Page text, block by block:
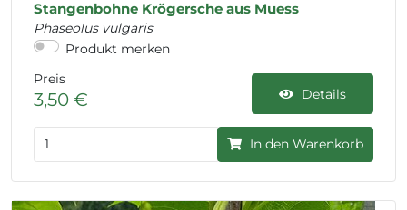
Stangenbohne Krögersche aus Muess
Phaseolus vulgaris
Produkt merken
Preis
3,50 € Details
In den Warenkorb